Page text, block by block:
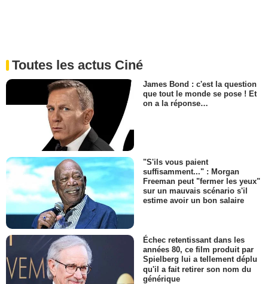
Toutes les actus Ciné
James Bond : c'est la question
que tout le monde se pose ! Et
on a la réponse…
"S'ils vous paient
suffisamment..." : Morgan
Freeman peut "fermer les yeux"
sur un mauvais scénario s'il
estime avoir un bon salaire
Échec retentissant dans les
années 80, ce film produit par
Spielberg lui a tellement déplu
qu'il a fait retirer son nom du
générique